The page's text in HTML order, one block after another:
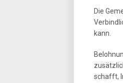
Die
kann.
schafft,